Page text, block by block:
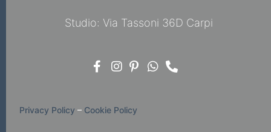
Studio: Via Tassoni 36D Carpi
Privacy Policy – Cookie Policy